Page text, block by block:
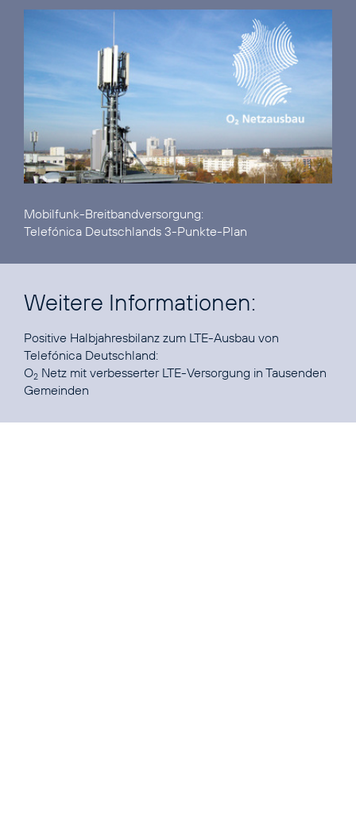
Telefónica Deutschlands 3-Punkte-Plan
Weitere Informationen:
Positive Halbjahresbilanz zum LTE-Ausbau von
O2 Netz mit verbesserter LTE-Versorgung in Tausenden
Gemeinden